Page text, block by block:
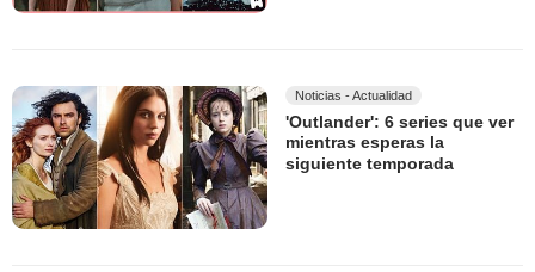
Noticias - Actualidad
'Outlander': 6 series que ver
mientras esperas la
siguiente temporada